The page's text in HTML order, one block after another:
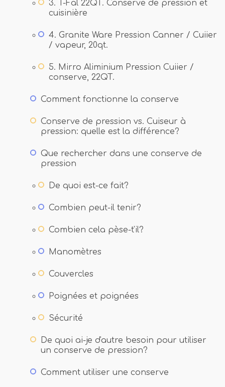
3. T-Fal 22QT. Conserve de pression et
cuisinière
4. Granite Ware Pression Canner / Cuiier
/ vapeur, 20qt.
5. Mirro Aliminium Pression Cuiier /
conserve, 22QT.
Comment fonctionne la conserve
Conserve de pression vs. Cuiseur à
pression: quelle est la différence?
Que rechercher dans une conserve de
pression
De quoi est-ce fait?
Combien peut-il tenir?
Combien cela pèse-t'il?
Manomètres
Couvercles
Poignées et poignées
Sécurité
De quoi ai-je d'autre besoin pour utiliser
un conserve de pression?
Comment utiliser une conserve